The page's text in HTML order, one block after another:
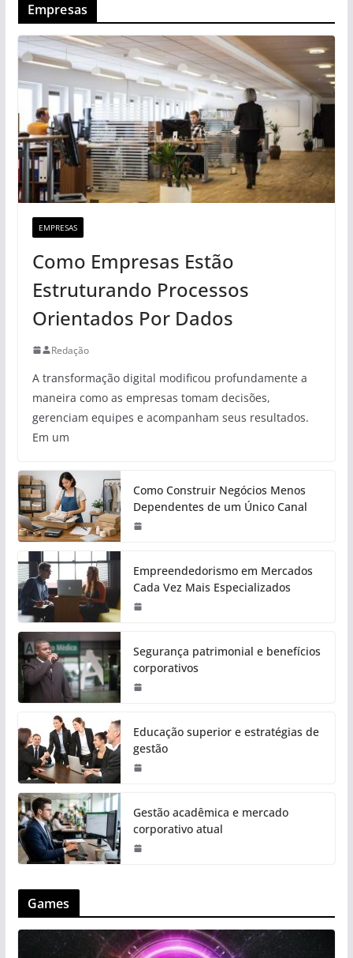
Empresas
EMPRESAS
Como Empresas Estão
Estruturando Processos
Orientados Por Dados
Redação
A transformação digital modificou profundamente a
maneira como as empresas tomam decisões,
gerenciam equipes e acompanham seus resultados.
Em um
Como Construir Negócios Menos
Dependentes de um Único Canal
Empreendedorismo em Mercados
Cada Vez Mais Especializados
Segurança patrimonial e benefícios
corporativos
Educação superior e estratégias de
gestão
Gestão acadêmica e mercado
corporativo atual
Games